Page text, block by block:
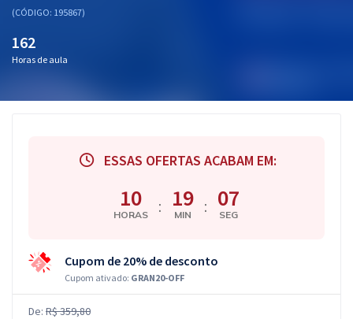
Aprovados
(CÓDIGO: 195867)
162
Horas de aula
ESSAS OFERTAS ACABAM EM:
10
HORAS : 19
MIN : 06
SEG
Cupom de 20% de desconto
Cupom ativado: GRAN20-OFF
De: R$ 359,80